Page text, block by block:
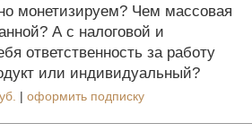
монетизируем? Чем массовая
А с налоговой и
ответственность за работу
или индивидуальный?
| оформить подписку